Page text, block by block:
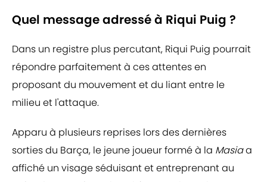
Quel message adressé à Riqui Puig ?
Dans un registre plus percutant, Riqui Puig pourrait
répondre parfaitement à ces attentes en
proposant du mouvement et du liant entre le
milieu et l'attaque.
Apparu à plusieurs reprises lors des dernières
sorties du Barça, le jeune joueur formé à la Masiaa
affiché un visage séduisant et entreprenant au